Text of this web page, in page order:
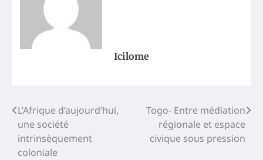
Icilome
Post
navigation
L’Afrique d’aujourd’hui,
une société
intrinsèquement
coloniale
Togo- Entre médiation
régionale et espace
civique sous pression